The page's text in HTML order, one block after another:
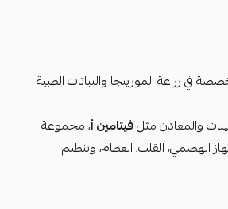
في زراعة المورينجا والنباتات الطبية
والمعادن مثلفيتامين أ، مجموعة
الهضمي، القلب، العظام، وتنظيم